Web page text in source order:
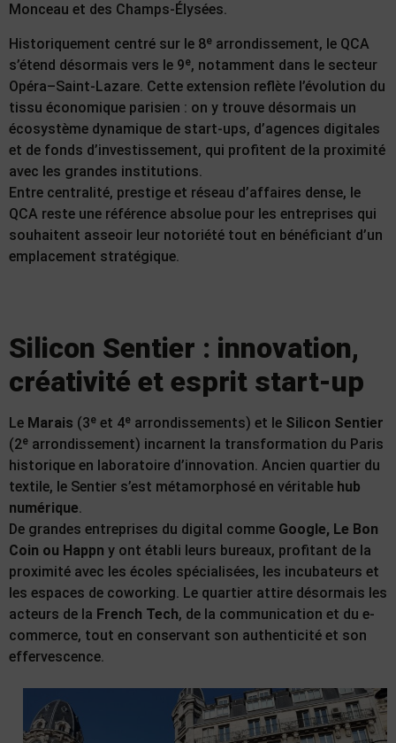
Monceau et des Champs-Élysées.
Historiquement centré sur le 8ᵉ arrondissement, le QCA
s’étend désormais vers le 9ᵉ, notamment dans le secteur
Opéra–Saint-Lazare. Cette extension reflète l’évolution du
tissu économique parisien : on y trouve désormais un
écosystème dynamique de start-ups, d’agences digitales
et de fonds d’investissement, qui profitent de la proximité
avec les grandes institutions.
Entre centralité, prestige et réseau d’affaires dense, le
QCA reste une référence absolue pour les entreprises qui
souhaitent asseoir leur notoriété tout en bénéficiant d’un
emplacement stratégique.
Silicon Sentier : innovation,
créativité et esprit start-up
Le Marais (3ᵉ et 4ᵉ arrondissements) et le Silicon Sentier
(2ᵉ arrondissement) incarnent la transformation du Paris
historique en laboratoire d’innovation. Ancien quartier du
textile, le Sentier s’est métamorphosé en véritable hub
numérique.
De grandes entreprises du digital comme Google, Le Bon
Coin ou Happn y ont établi leurs bureaux, profitant de la
proximité avec les écoles spécialisées, les incubateurs et
les espaces de coworking. Le quartier attire désormais les
acteurs de la French Tech, de la communication et du e-
commerce, tout en conservant son authenticité et son
effervescence.